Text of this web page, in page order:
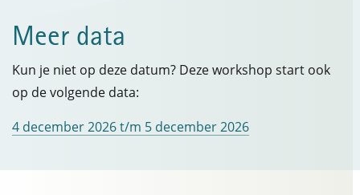
Meer data
Kun je niet op deze datum? Deze workshop start ook
op de volgende data:
4 december 2026 t/m 5 december 2026